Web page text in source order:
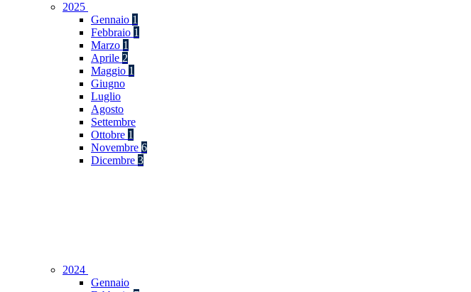
2025
Gennaio 1
Febbraio 1
Marzo 1
Aprile 2
Maggio 1
Giugno
Luglio
Agosto
Settembre
Ottobre 1
Novembre 6
Dicembre 3
2024
Gennaio